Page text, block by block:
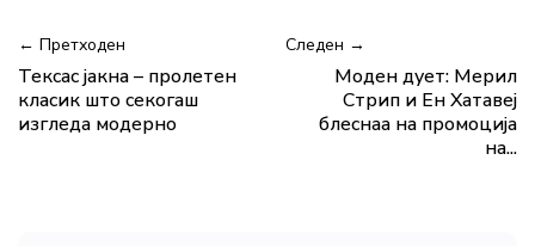
← Претходен
Тексас јакна – пролетен
класик што секогаш
изгледа модерно
Следен →
Моден дует: Mерил
Стрип и Ен Хатавеј
блеснаа на промоција
на...